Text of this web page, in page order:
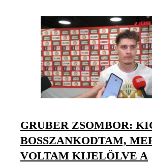
GRUBER ZSOMBOR:
BOSSZANKODTAM,
VOLTAM KIJELÖLVE A